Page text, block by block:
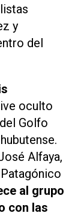
y
del
oculto
Golfo
Alfaya,
al grupo
con las